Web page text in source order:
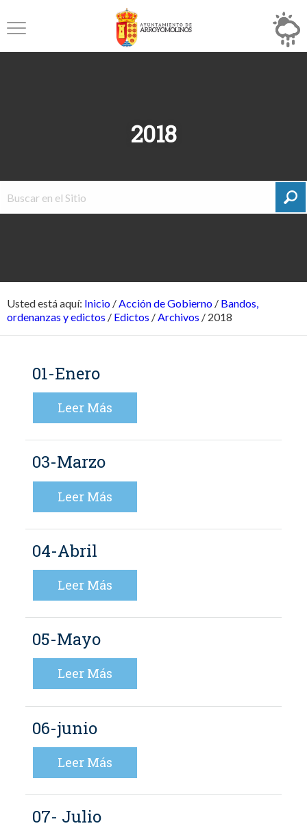
2018
Usted está aquí: Inicio /Acción de Gobierno / Bandos,
ordenanzas y edictos / Edictos /Archivos / 2018
01-Enero
Leer Más
03-Marzo
Leer Más
04-Abril
Leer Más
05-Mayo
Leer Más
06-junio
Leer Más
07- Julio